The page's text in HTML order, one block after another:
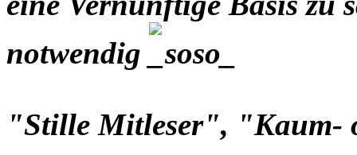
notwendig
"Stille Mitleser", "Kaum-